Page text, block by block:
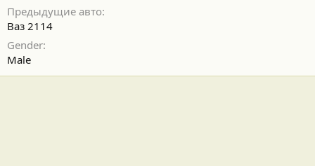
Предыдущие авто
Ваз 2114
Gender
Male